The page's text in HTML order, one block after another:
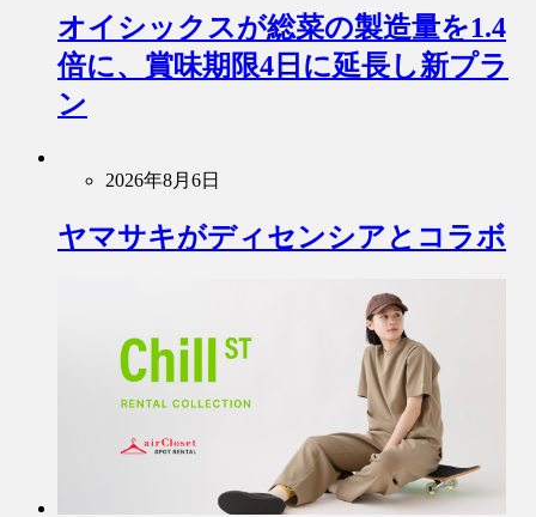
オイシックスが総菜の製造量を1.4
倍に、賞味期限4日に延長し新プラ
ン
2026年8月6日
ヤマサキがディセンシアとコラボ